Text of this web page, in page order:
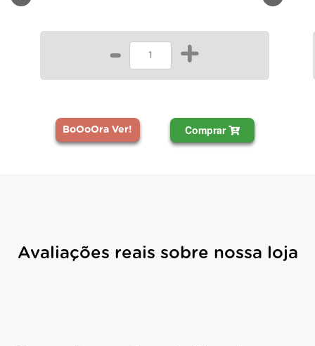
- +
BoOoOra Ver! Comprar
Avaliações reais sobre nossa loja